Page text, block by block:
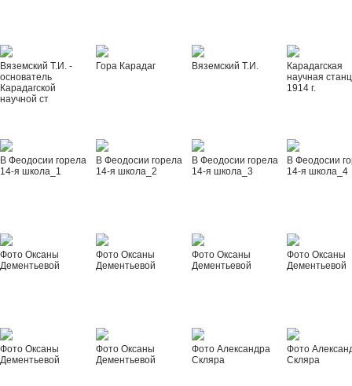
Вяземский Т.И. -
основатель
Карадагской
научной ст
Гора Карадаг Вяземский Т.И.
Карадагская
научная
1914 г.
В Феодосии горела
14-я школа_1
В Феодосии горела
14-я школа_2
В Феодосии горела
14-я школа_3
В Феодосии
14-я школа_4
Фото Оксаны
Дементьевой
Фото Оксаны
Дементьевой
Фото Оксаны
Дементьевой
Фото Оксаны
Дементьевой
Фото Оксаны
Дементьевой
Фото Оксаны
Дементьевой
Фото Александра
Скляра
Фото
Скляра